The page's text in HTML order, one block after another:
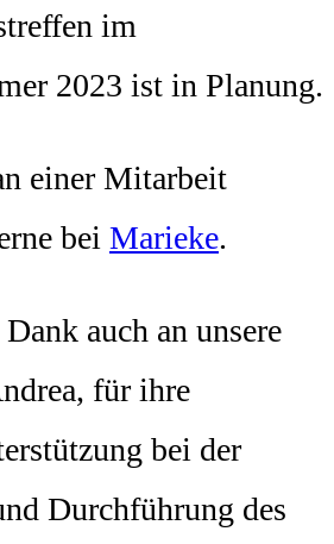
im
2023 ist in Planung.
einer Mitarbeit
bei Marieke.
auch an unsere
für ihre
bei der
Durchführung des